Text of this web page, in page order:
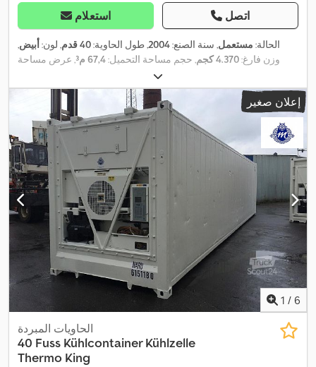
استعلام اتصل
الحالة: مستعمل, سنة الصنع:2004, طول الحاوية:40 قدم , لون:أبيض,
وزن فارغ:4.370 كجم , حجم مساحة التحميل:67,4 م³
, عرض مساحة
, طول مساحة التحميل:
التحميل:2.690 مم , معدات:تكييف الهواء, وحدة تبريد ,
إعلان صغير
1 / 6
الحاويات المبردة
40 Fuss Kühlcontainer Kühlzelle
Thermo King